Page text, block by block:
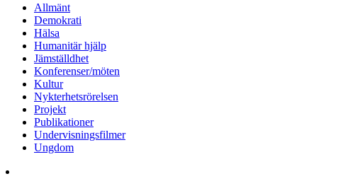
Allmänt
Demokrati
Hälsa
Humanitär hjälp
Jämställdhet
Konferenser/möten
Kultur
Nykterhetsrörelsen
Projekt
Publikationer
Undervisningsfilmer
Ungdom